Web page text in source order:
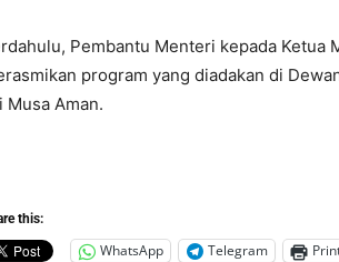
Pembantu Menteri kepada Ketua
program yang diadakan di
Musa Aman.
this:
WhatsApp Telegram